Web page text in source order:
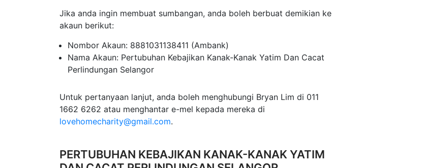
Jika anda ingin membuat sumbangan, anda boleh berbuat demikian ke
akaun berikut:
Nombor Akaun: 8881031138411 (Ambank)
Nama Akaun: Pertubuhan Kebajikan Kanak-Kanak Yatim Dan Cacat
Perlindungan Selangor
Untuk pertanyaan lanjut, anda boleh menghubungi Bryan Lim di 011
1662 6262 atau menghantar e-mel kepada mereka di
lovehomecharity@gmail.com.
PERTUBUHAN KEBAJIKAN KANAK-KANAK YATIM